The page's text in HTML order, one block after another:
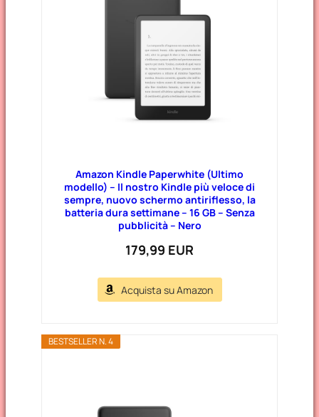
Amazon Kindle Paperwhite (Ultimo
modello) – Il nostro Kindle più veloce di
sempre, nuovo schermo antiriflesso, la
batteria dura settimane – 16 GB – Senza
pubblicità – Nero
179,99 EUR
Acquista su Amazon
BESTSELLER N. 4